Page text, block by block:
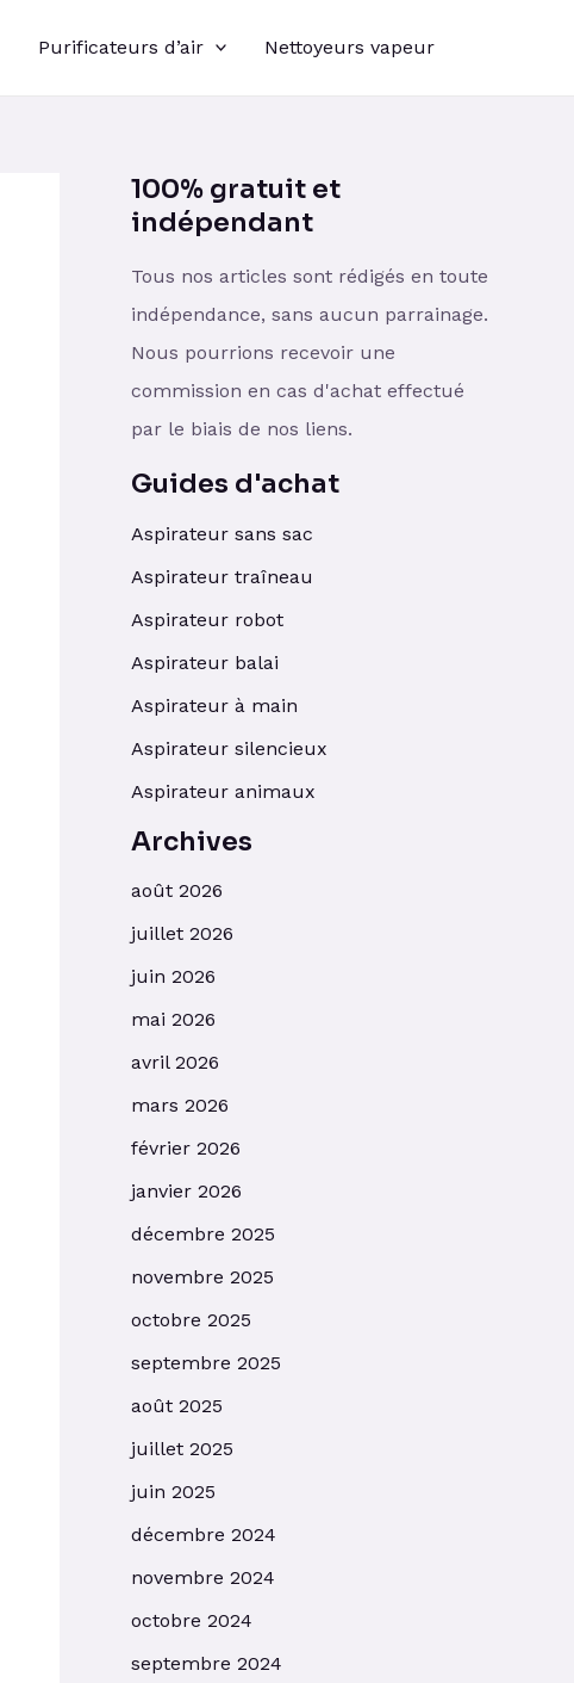
Purificateurs d’air Nettoyeurs vapeur
100% gratuit et
indépendant
Tous nos articles sont rédigés en toute
indépendance, sans aucun parrainage.
Nous pourrions recevoir une
commission en cas d'achat effectué
par le biais de nos liens.
Guides d'achat
Aspirateur sans sac
Aspirateur traîneau
Aspirateur robot
Aspirateur balai
Aspirateur à main
Aspirateur silencieux
Aspirateur animaux
Archives
août 2026
juillet 2026
juin 2026
mai 2026
avril 2026
mars 2026
février 2026
janvier 2026
décembre 2025
novembre 2025
octobre 2025
septembre 2025
août 2025
juillet 2025
juin 2025
décembre 2024
novembre 2024
octobre 2024
septembre 2024